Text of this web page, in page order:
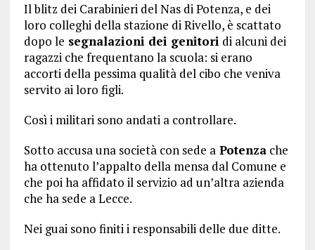
Il blitz dei Carabinieri del Nas di Potenza, e dei
loro colleghi della stazione di Rivello, è scattato
dopo le segnalazioni dei genitori di alcuni dei
ragazzi che frequentano la scuola: si erano
accorti della pessima qualità del cibo che veniva
servito ai loro figli.
Così i militari sono andati a controllare.
Sotto accusa una società con sede aPotenzache
ha ottenuto l’appalto della mensa dal Comune e
che poi ha affidato il servizio ad un’altra azienda
che ha sede a Lecce.
Nei guai sono finiti i responsabili delle due ditte.